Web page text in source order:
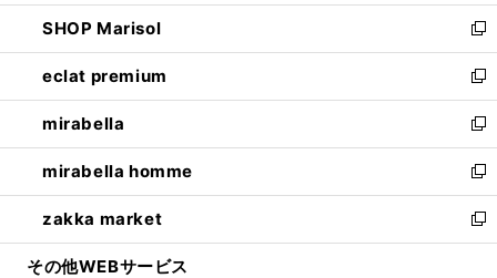
開
く
ウ
で
開
く
ン
ド
ウ
で
開
く
ウ
ィ
ン
ド
ウ
で
開
く
し
い
ウ
ィ
ン
ド
ウ
で
開
く
SHOP Marisol
新
し
い
ウ
ィ
ン
ド
ウ
で
開
eclat premium
新
し
い
ウ
ィ
ン
ド
ウ
mirabella
新
し
い
ウ
ィ
ン
mirabella homme
新
し
い
ウ
zakka market
新
し
その他WEBサービス